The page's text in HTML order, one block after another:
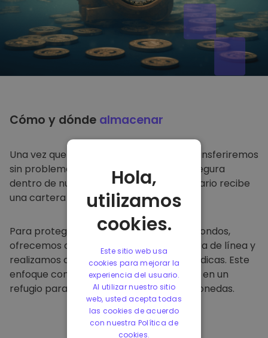
Cómo y dónde almacenar
Una vez que compre en
, lo transferiremos
sin problemas a su cartera dedicada y segura
dentro de nuestra plataforma. Cada usuario recibe
una cartera individual.
Para proteger a nuestros clientes y sus fondos,
ofrecemos almacenamiento seguro fuera de línea y
realizamos auditorías de seguridad periódicas. Este
enfoque convierte a nuestra plataforma en un
refugio para almacenar y otras criptomonedas.
Hola,
utilizamos
cookies.
Este sitio web usa
cookies para mejorar la
experiencia del usuario.
Al utilizar nuestro sitio
web, usted acepta todas
las cookies de acuerdo
con nuestra Política de
cookies.